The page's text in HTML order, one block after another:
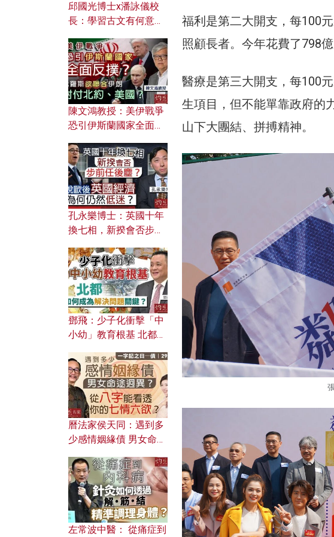
福利是第二大開支，每100
照顧長者。今年花費了798
醫療是第三大開支，每100
生項目，但不能單靠政府的
山下大團結、拼搏精神。
邱國光博士x潘詠儀校
長：學習古文有何意
文之美？ 日常寫作如何
應用？
陳文鴻教授：美伊戰爭
恐引伊斯蘭國家全面反
對付北約美國？
孔永樂博士：英國十年
換七相，新揆會否步前
濟為何仍然低迷？
鄧飛：少子化衝擊「中
小幼」教育根基 北都如
曆法家侯天同：遇到多
少感情姻緣債 男女命途
的七情六欲？
左常波中醫： 從痛症到